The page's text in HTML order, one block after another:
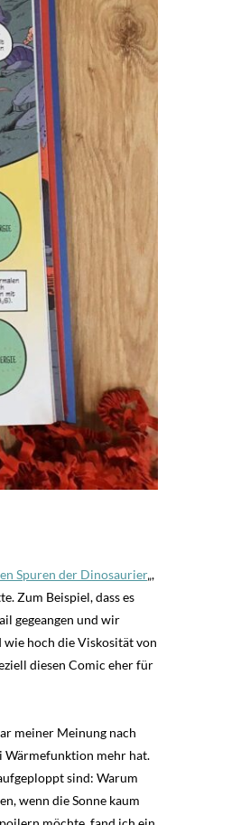
Spuren der Dinosaurier„,
Zum Beispiel, dass es
gegeangen und wir
hoch die Viskosität von
diesen Comic eher für
meiner Meinung nach
Wärmefunktion mehr hat.
sind: Warum
wenn die Sonne kaum